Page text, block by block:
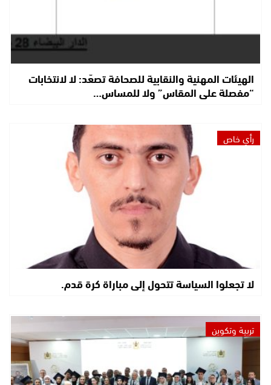
الهيئات المهنية والنقابية للصحافة تصعّد: لا لانتخابات
“مفصلة على المقاس” ولا للمساس…
رأي خاص
لا تجعلوا السياسة تتحول إلى مباراة كرة قدم.
تربية وتكوين